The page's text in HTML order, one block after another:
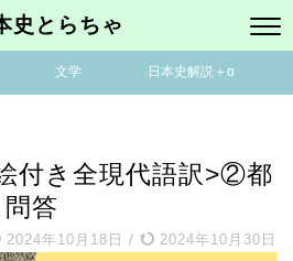
史とらちゃ
文学 日本史解説＋α
付き全現代語訳>②都
答
2024年10月18日 / 2024年10月30日